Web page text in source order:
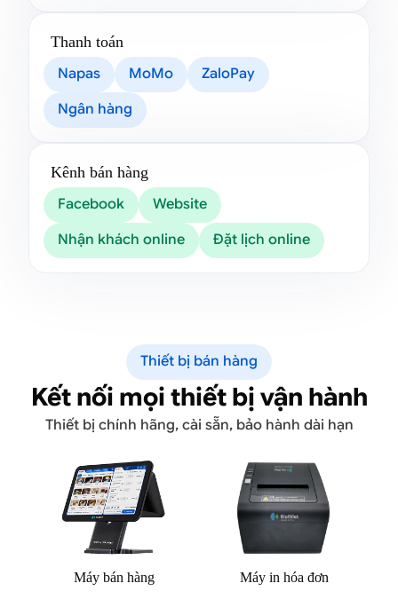
Thanh toán
Napas
MoMo
ZaloPay
Ngân hàng
Kênh bán hàng
Facebook
Website
Nhận khách online
Đặt lịch online
Thiết bị bán hàng
Kết nối mọi thiết bị vận hành
Thiết bị chính hãng, cài sẵn, bảo hành dài hạn
Máy bán hàng Máy in hóa đơn